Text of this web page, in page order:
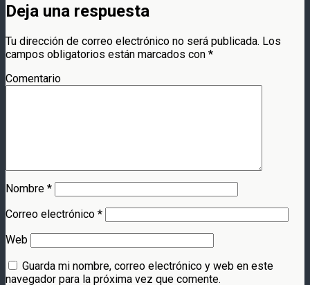
Deja una respuesta
Tu dirección de correo electrónico no será publicada. Los
campos obligatorios están marcados con *
Comentario
Nombre *
Correo electrónico *
Web
Guarda mi nombre, correo electrónico y web en este
navegador para la próxima vez que comente.